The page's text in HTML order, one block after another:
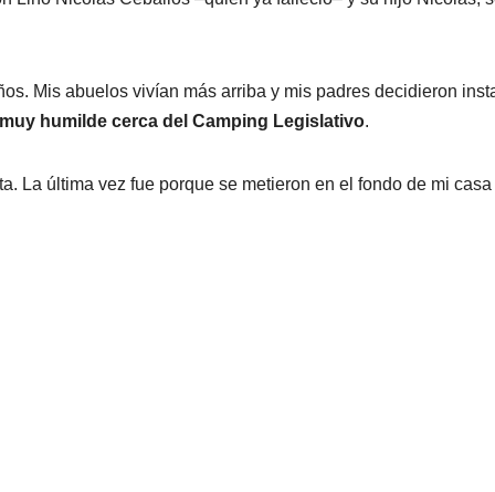
Mis abuelos vivían más arriba y mis padres decidieron
humilde cerca del Camping Legislativo.
La última vez fue porque se metieron en el fondo de mi casa